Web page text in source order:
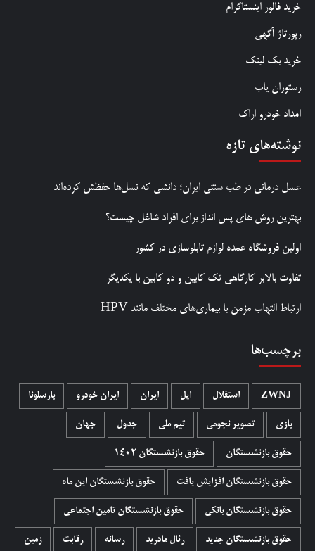
خرید فالور اینستاگرام
رپورتاژ آگهی
خرید بک لینک
رستوران یاب
امداد خودرو اراک
نوشته‌های تازه
عسل درمانی در طب سنتی ایران؛ دانشی که نسل‌ها حفظش کرده‌اند
بهترین روش‌ های پس‌ انداز برای افراد شاغل چیست؟
اولین فروشگاه عمده لوازم تابلوسازی در کشور
تفاوت بالابر کارگاهی تک کابین و دو کابین با یکدیگر
ارتباط التهاب مزمن با بیماری‌های مختلف مانند HPV
برچسب‌ها
ZWNJ استقلال اپل ایران ایران خودرو بارسلونا
بازی تصویر نجومی تیم ملی جدول جهان
حقوق بازنشستگان حقوق بازنشستگان 1402
حقوق بازنشستگان افزایش یافت حقوق بازنشستگان این ماه
حقوق بازنشستگان بانکی حقوق بازنشستگان تامین اجتماعی
حقوق بازنشستگان جدید رئال مادرید رسانه رقابت زمین